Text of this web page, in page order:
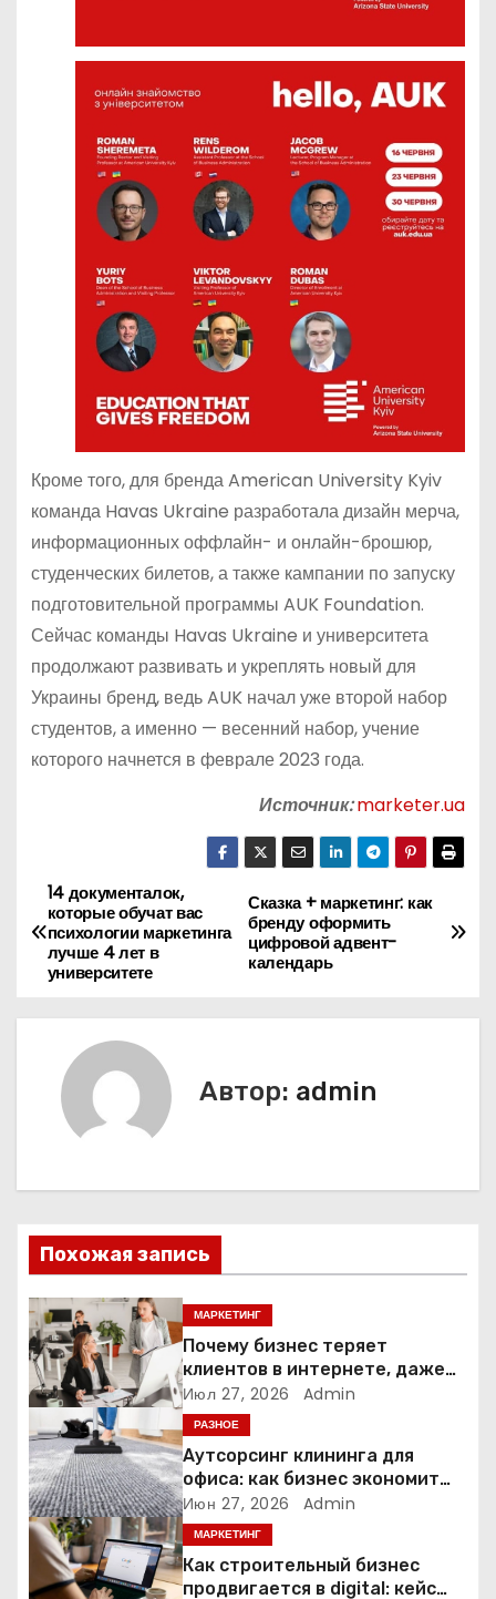
Кроме того, для бренда American University Kyiv
команда Havas Ukraine разработала дизайн мерча,
информационных оффлайн- и онлайн-брошюр,
студенческих билетов, а также кампании по запуску
подготовительной программы AUK Foundation.
Сейчас команды Havas Ukraine и университета
продолжают развивать и укреплять новый для
Украины бренд, ведь AUK начал уже второй набор
студентов, а именно — весенний набор, учение
которого начнется в феврале 2023 года.
Источник: marketer.ua
Н
а
ц
и
я
п
о
з
а
п
и
Сказка + маркетинг: как
бренду оформить
цифровой адвент-
календарь
14 документалок,
которые обучат вас
психологии маркетинга
лучше 4 лет в
университете
Автор: admin
Похожая запись
МАРКЕТИНГ
Почему бизнес теряет
клиентов в интернете, даже
если у него есть сайт
Июл 27, 2026 Admin
РАЗНОЕ
Аутсорсинг клининга для
офиса: как бизнес экономит
время и деньги на уборке
Июн 27, 2026 Admin
МАРКЕТИНГ
Как строительный бизнес
продвигается в digital: кейс